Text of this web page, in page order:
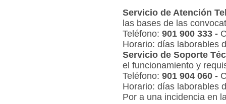
Servicio de Atención
las bases de las
Teléfono: 901 900 333 -
Horario: días laborables
Servicio de Soporte
el funcionamiento y
Teléfono: 901 904 060 -
Horario: días laborables
Por a una incidencia en